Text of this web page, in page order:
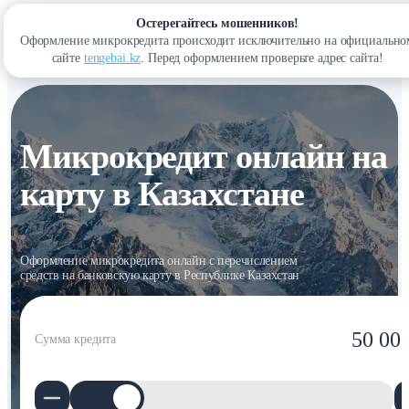
Остерегайтесь мошенников!
Оформление микрокредита происходит исключительно на
сайте tengebai.kz. Перед оформлением проверьте адрес сайта!
Войти
Микрокредит онлайн на
карту в Казахстане
Оформление микрокредита онлайн с перечислением
средств на банковскую карту в Республике Казахстан
Сумма кредита 50